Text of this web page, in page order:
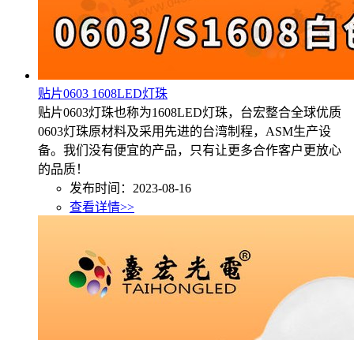
贴片0603 1608LED灯珠
贴片0603灯珠也称为1608LED灯珠，台宏整合全球优质
0603灯珠原材料及采用先进的台湾制程，ASM生产设
备。我们没有便宜的产品，只有让更多合作客户更放心
的品质！
发布时间：2023-08-16
查看详情>>